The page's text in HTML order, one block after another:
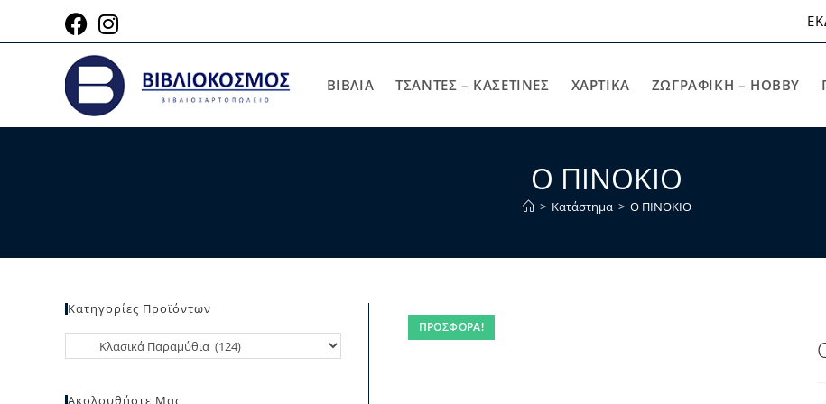
ΒΙΒΛΙΑ ΤΣΑΝΤΕΣ – ΚΑΣΕΤΙΝΕΣ ΧΑΡΤΙΚΆ ΖΩΓΡΑΦΙΚΉ – HOBBY
Ο ΠΙΝΟΚΙΟ
> Κατάστημα > Ο ΠΙΝΟΚΙΟ
ΠΡΟΣΦΟΡΆ!
Κατηγορίες Προϊόντων
Ακολουθήστε Μας